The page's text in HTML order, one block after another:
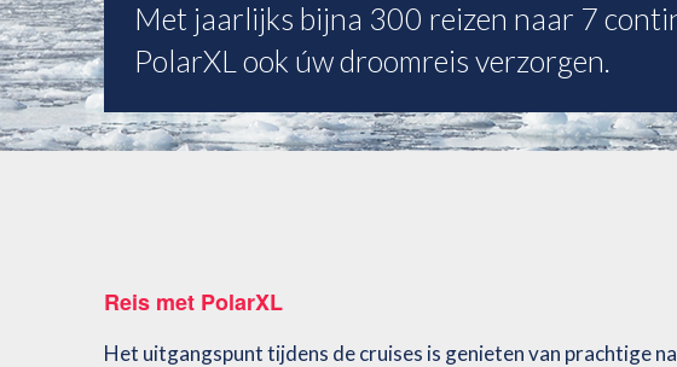
Met jaarlijks bijna 300 reizen naar 7
PolarXL ook úw droomreis verzorgen.
Reis met PolarXL
Het uitgangspunt tijdens de cruises is genieten van prachtige